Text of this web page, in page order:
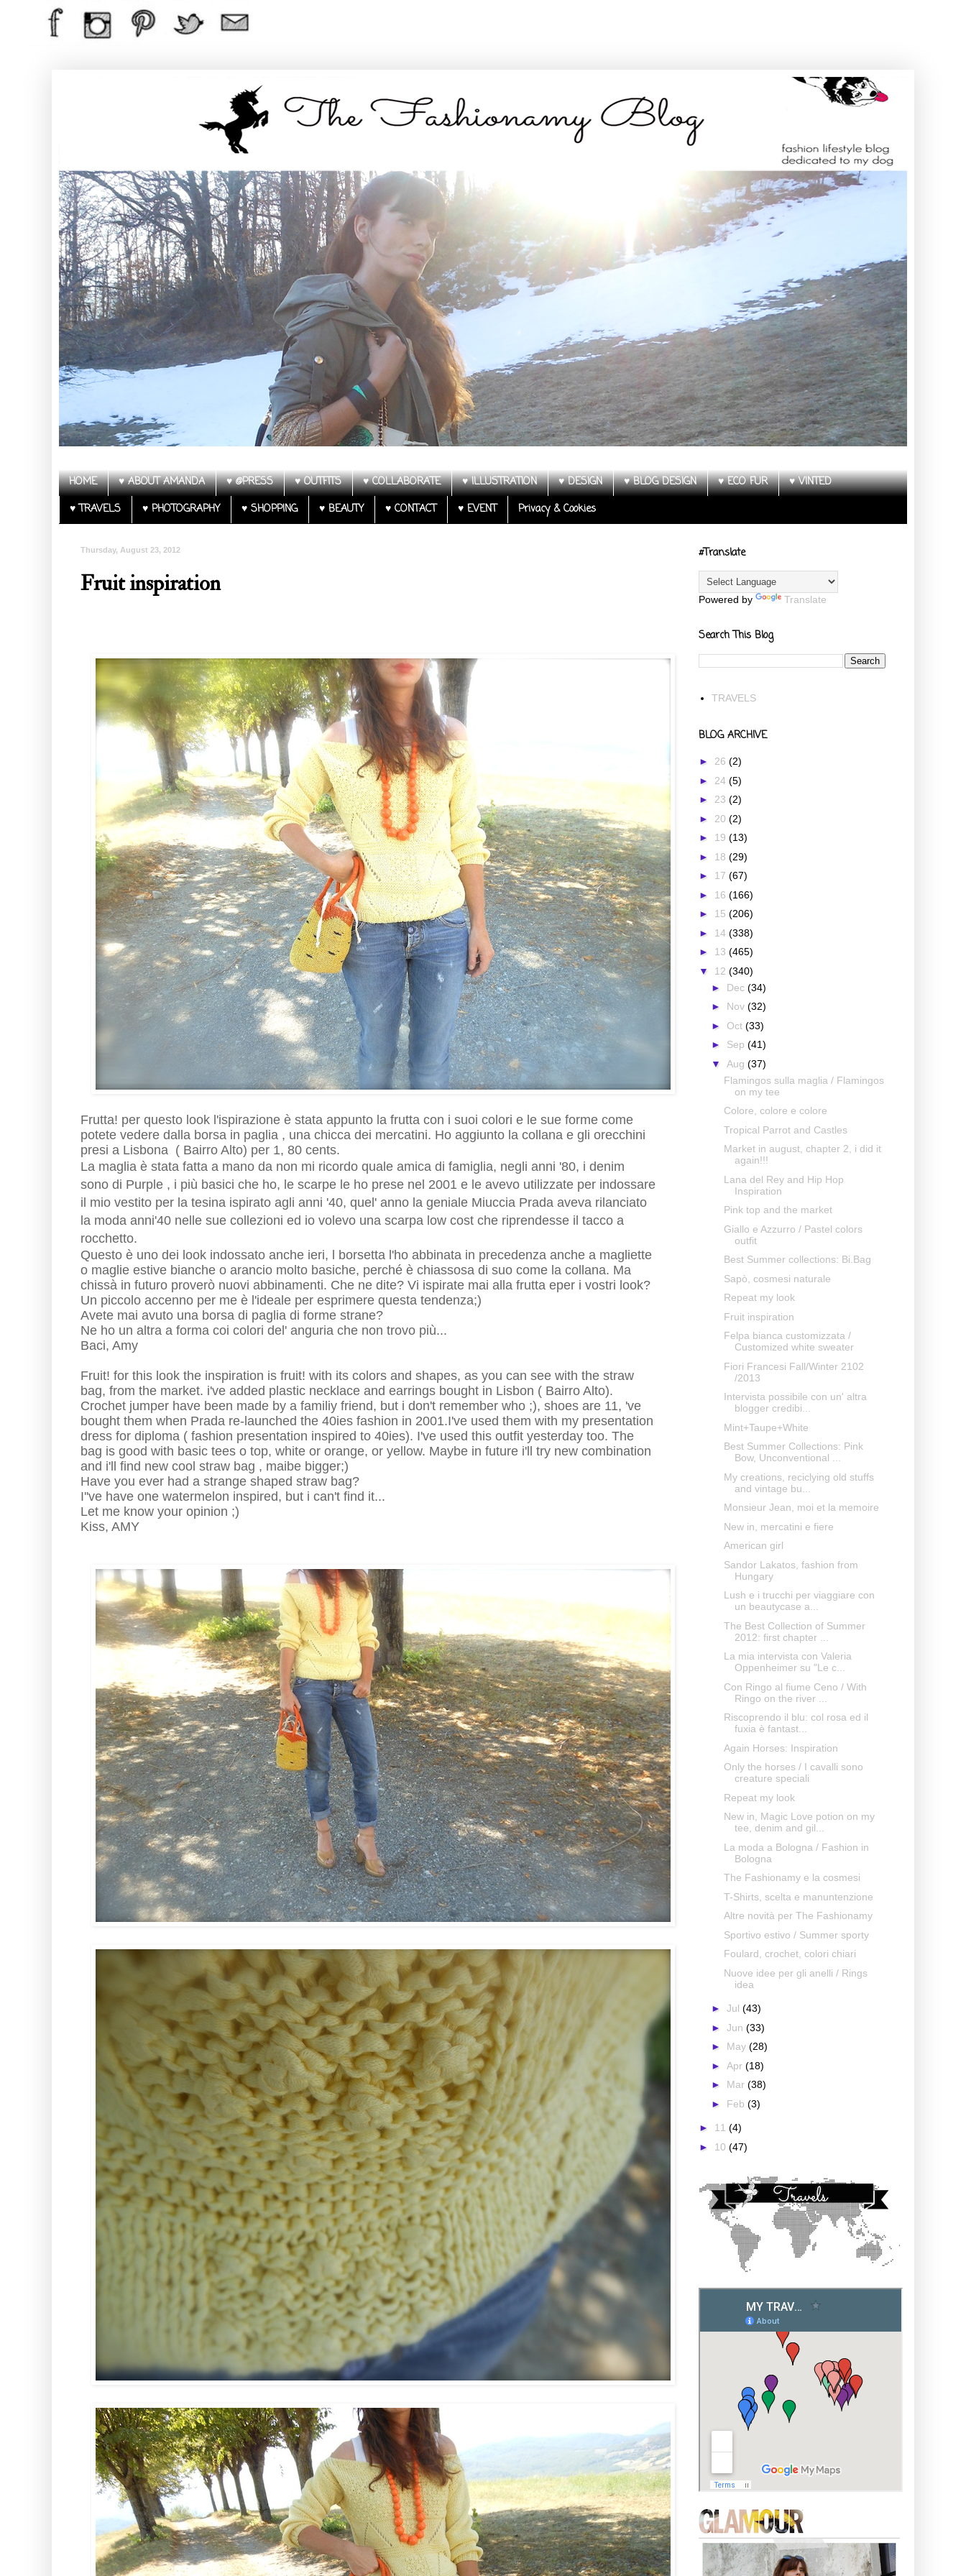
HOME ♥ ABOUT AMANDA ♥ @PRESS ♥ OUTFITS ♥ COLLABORATE ♥ ILLUSTRATION ♥ DESIGN ♥ BLOG DESIGN ♥ ECO FUR
♥ VINTED
♥ TRAVELS
♥ PHOTOGRAPHY ♥ SHOPPING ♥ BEAUTY ♥ CONTACT ♥ EVENT Privacy & Cookies
Thursday, August 23, 2012
Fruit inspiration
Frutta! per questo look l'ispirazione è stata appunto la frutta con i suoi colori e le sue forme come
potete vedere dalla borsa in paglia , una chicca dei mercatini. Ho aggiunto la collana e gli orecchini
presi a Lisbona ( Bairro Alto) per 1, 80 cents.
La maglia è stata fatta a mano da non mi ricordo quale amica di famiglia, negli anni '80, i denim
sono di Purple , i più basici che ho, le scarpe le ho prese nel 2001 e le avevo utilizzate per indossare
il mio vestito per la tesina ispirato agli anni '40, quel' anno la geniale Miuccia Prada aveva rilanciato
la moda anni'40 nelle sue collezioni ed io volevo una scarpa low cost che riprendesse il tacco a
rocchetto.
Questo è uno dei look indossato anche ieri, l borsetta l'ho abbinata in precedenza anche a magliette
o maglie estive bianche o arancio molto basiche, perché è chiassosa di suo come la collana. Ma
chissà in futuro proverò nuovi abbinamenti. Che ne dite? Vi ispirate mai alla frutta eper i vostri look?
Un piccolo accenno per me è l'ideale per esprimere questa tendenza;)
Avete mai avuto una borsa di paglia di forme strane?
Ne ho un altra a forma coi colori del' anguria che non trovo più...
Baci, Amy
Fruit! for this look the inspiration is fruit! with its colors and shapes, as you can see with the straw
bag, from the market. i've added plastic necklace and earrings bought in Lisbon ( Bairro Alto).
Crochet jumper have been made by a familiy friend, but i don't remember who ;), shoes are 11, 've
bought them when Prada re-launched the 40ies fashion in 2001.I've used them with my presentation
dress for diploma ( fashion presentation inspired to 40ies). I've used this outfit yesterday too. The
bag is good with basic tees o top, white or orange, or yellow. Maybe in future i'll try new combination
and i'll find new cool straw bag , maibe bigger;)
Have you ever had a strange shaped straw bag?
I''ve have one watermelon inspired, but i can't find it...
Let me know your opinion ;)
Kiss, AMY
#Translate
Powered by Translate
Search This Blog
TRAVELS
BLOG ARCHIVE
► 26 (2)
► 24 (5)
► 23 (2)
► 20 (2)
► 19 (13)
► 18 (29)
► 17 (67)
► 16 (166)
► 15 (206)
► 14 (338)
► 13 (465)
▼ 12 (340)
► Dec (34)
► Nov (32)
► Oct (33)
► Sep (41)
▼ Aug (37)
Flamingos sulla maglia / Flamingos
on my tee
Colore, colore e colore
Tropical Parrot and Castles
Market in august, chapter 2, i did it
again!!!
Lana del Rey and Hip Hop
Inspiration
Pink top and the market
Giallo e Azzurro / Pastel colors
outfit
Best Summer collections: Bi.Bag
Sapò, cosmesi naturale
Repeat my look
Fruit inspiration
Felpa bianca customizzata /
Customized white sweater
Fiori Francesi Fall/Winter 2102
/2013
Intervista possibile con un' altra
blogger credibi...
Mint+Taupe+White
Best Summer Collections: Pink
Bow, Unconventional ...
My creations, reciclying old stuffs
and vintage bu...
Monsieur Jean, moi et la memoire
New in, mercatini e fiere
American girl
Sandor Lakatos, fashion from
Hungary
Lush e i trucchi per viaggiare con
un beautycase a...
The Best Collection of Summer
2012: first chapter ...
La mia intervista con Valeria
Oppenheimer su "Le c...
Con Ringo al fiume Ceno / With
Ringo on the river ...
Riscoprendo il blu: col rosa ed il
fuxia è fantast...
Again Horses: Inspiration
Only the horses / I cavalli sono
creature speciali
Repeat my look
New in, Magic Love potion on my
tee, denim and gil...
La moda a Bologna / Fashion in
Bologna
The Fashionamy e la cosmesi
T-Shirts, scelta e manuntenzione
Altre novità per The Fashionamy
Sportivo estivo / Summer sporty
Foulard, crochet, colori chiari
Nuove idee per gli anelli / Rings
idea
► Jul (43)
► Jun (33)
► May (28)
► Apr (18)
► Mar (38)
► Feb (3)
► 11 (4)
► 10 (47)